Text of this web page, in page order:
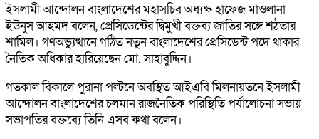
ইসলামী আন্দোলন বাংলাদেশের মহাসচিব অধ্যক্ষ হাফেজ মাওলানা
ইউনুস আহমদ বলেন, প্রেসিডেন্টের দ্বিমুখী বক্তব্য জাতির সঙ্গে শঠতার
শামিল। গণঅভ্যুত্থানে গঠিত নতুন বাংলাদেশের প্রেসিডেন্ট পদে থাকার
নৈতিক অধিকার হারিয়েছেন মো. সাহাবুদ্দিন।
গতকাল বিকালে পুরানা পল্টনে অবস্থিত আইএবি মিলনায়তনে ইসলামী
আন্দোলন বাংলাদেশের চলমান রাজনৈতিক পরিস্থিতি পর্যালোচনা সভায়
সভাপতির বক্তব্যে তিনি এসব কথা বলেন।